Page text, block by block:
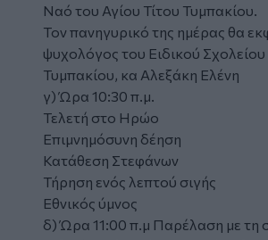
Ναό του Αγίου Τίτου Τυμπακίου.
Τον πανηγυρικό της ημέρας θα
ψυχολόγος του Ειδικού
Τυμπακίου, κα Αλεξάκη Ελένη
γ) Ώρα 10:30 π.μ.
Τελετή στο Ηρώο
Επιμνημόσυνη δέηση
Κατάθεση Στεφάνων
Τήρηση ενός λεπτού σιγής
Εθνικός ύμνος
δ) Ώρα 11:00 π.μ Παρέλαση με τη